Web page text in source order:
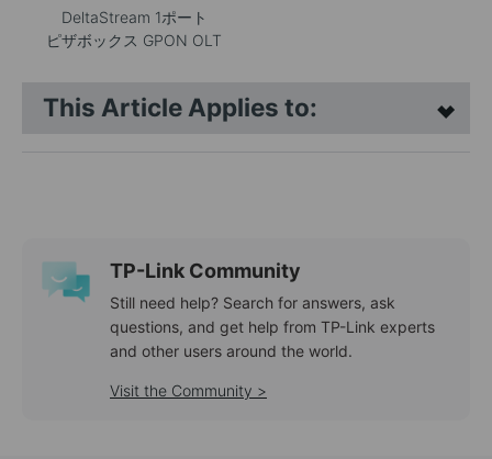
DeltaStream 1ポート
ピザボックス GPON OLT
This Article Applies to:
TP-Link Community
Still need help? Search for answers, ask
questions, and get help from TP-Link experts
and other users around the world.
Visit the Community >